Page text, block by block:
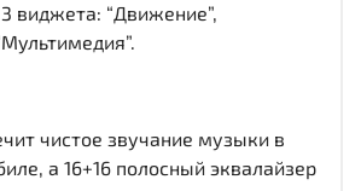
виджета: “Движение”,
чистое звучание музыки в
а 16+16 полосный эквалайзер